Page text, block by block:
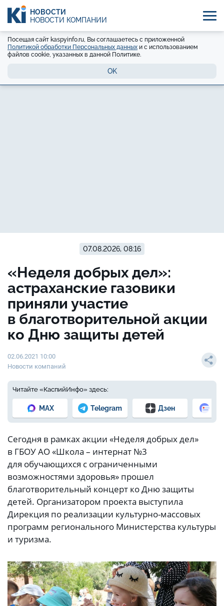
НОВОСТИ
НОВОСТИ КОМПАНИЙ
Посещая сайт kaspyinfo.ru, Вы соглашаетесь с приложенной
Политикой обработки Персональных данных и с использованием
файлов cookie, указанных в данной Политике.
OK
07.08.2026, 08:16
«Неделя добрых дел»:
астраханские газовики
приняли участие
в благотворительной акции
ко Дню защиты детей
02.06.2021 10:00
Новости компаний
Читайте «КаспийИнфо» здесь:
MAX Telegram Дзен
Сегодня в рамках акции «Неделя добрых дел»
в ГБОУ АО «Школа – интернат №3
для обучающихся с ограниченными
возможностями здоровья» прошел
благотворительный концерт ко Дню защиты
детей. Организатором проекта выступила
Дирекция по реализации культурно-массовых
программ регионального Министерства культуры
и туризма.